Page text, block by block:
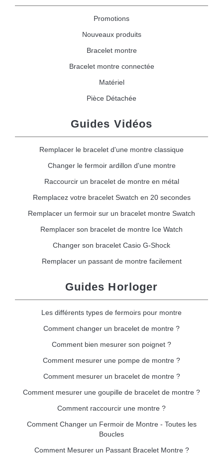
Promotions
Nouveaux produits
Bracelet montre
Bracelet montre connectée
Matériel
Pièce Détachée
Guides Vidéos
Remplacer le bracelet d'une montre classique
Changer le fermoir ardillon d'une montre
Raccourcir un bracelet de montre en métal
Remplacez votre bracelet Swatch en 20 secondes
Remplacer un fermoir sur un bracelet montre Swatch
Remplacer son bracelet de montre Ice Watch
Changer son bracelet Casio G-Shock
Remplacer un passant de montre facilement
Guides Horloger
Les différents types de fermoirs pour montre
Comment changer un bracelet de montre ?
Comment bien mesurer son poignet ?
Comment mesurer une pompe de montre ?
Comment mesurer un bracelet de montre ?
Comment mesurer une goupille de bracelet de montre ?
Comment raccourcir une montre ?
Comment Changer un Fermoir de Montre - Toutes les
Boucles
Comment Mesurer un Passant Bracelet Montre ?